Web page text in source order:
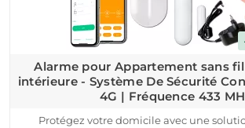
Alarme pour Appartement sans
intérieure - Système De Sécurité
4G | Fréquence 433
Protégez votre domicile avec une